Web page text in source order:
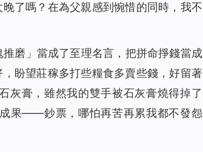
了嗎？在為父親感到惋惜的同時，我不
磨」當成了至理名言，把拼命掙錢當成
盼望莊稼多打些糧食多賣些錢，好留著
灰膏，雖然我的雙手被石灰膏燒得掉了
果——鈔票，哪怕再苦再累我都不發怨